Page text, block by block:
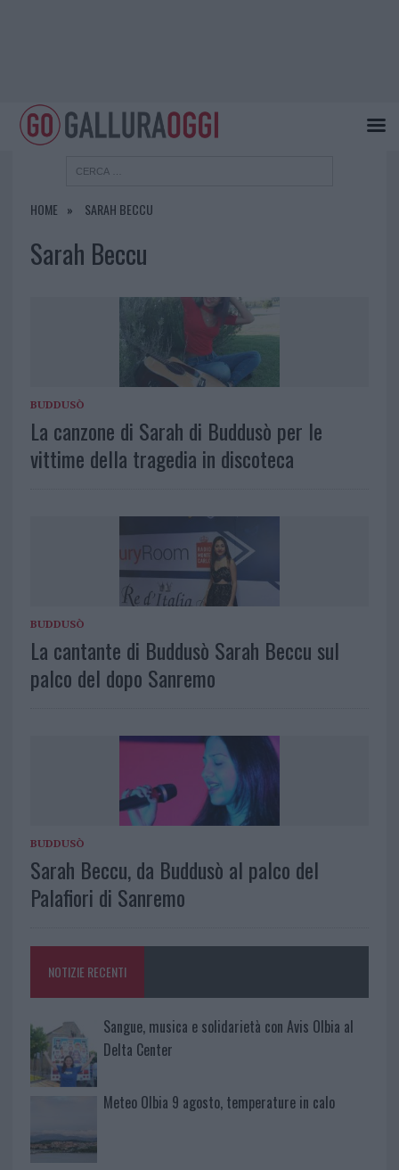
HOME SARAH BECCU
Sarah Beccu
BUDDUSÒ
La canzone di Sarah di Buddusò per le
vittime della tragedia in discoteca
BUDDUSÒ
La cantante di Buddusò Sarah Beccu sul
palco del dopo Sanremo
BUDDUSÒ
Sarah Beccu, da Buddusò al palco del
Palafiori di Sanremo
NOTIZIE RECENTI
Sangue, musica e solidarietà con Avis Olbia al
Delta Center
Meteo Olbia 9 agosto, temperature in calo